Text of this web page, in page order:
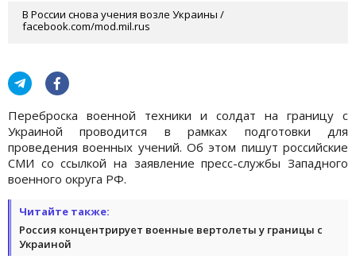
В России снова учения возле Украины /
facebook.com/mod.mil.rus
Переброска военной техники и солдат на границу с
Украиной проводится в рамках подготовки для
проведения военных учений. Об этом пишут российские
СМИ со ссылкой на заявление пресс-службы Западного
военного округа РФ.
Читайте также:
Россия концентрирует военные вертолеты у границы с
Украиной